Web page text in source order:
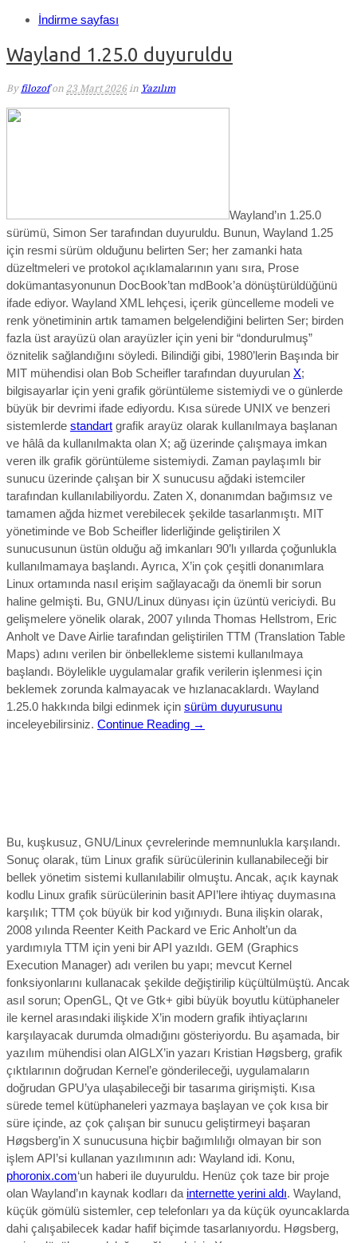
İndirme sayfası
Wayland 1.25.0 duyuruldu
By filozof on 23 Mart 2026 in Yazılım
Wayland’ın 1.25.0
sürümü, Simon Ser tarafından duyuruldu. Bunun, Wayland 1.25
için resmi sürüm olduğunu belirten Ser; her zamanki hata
düzeltmeleri ve protokol açıklamalarının yanı sıra, Prose
dokümantasyonunun DocBook’tan mdBook’a dönüştürüldüğünü
ifade ediyor. Wayland XML lehçesi, içerik güncelleme modeli ve
renk yönetiminin artık tamamen belgelendiğini belirten Ser; birden
fazla üst arayüzü olan arayüzler için yeni bir “dondurulmuş”
öznitelik sağlandığını söyledi. Bilindiği gibi, 1980’lerin Başında bir
MIT mühendisi olan Bob Scheifler tarafından duyurulan X;
bilgisayarlar için yeni grafik görüntüleme sistemiydi ve o günlerde
büyük bir devrimi ifade ediyordu. Kısa sürede UNIX ve benzeri
sistemlerde standart grafik arayüz olarak kullanılmaya başlanan
ve hâlâ da kullanılmakta olan X; ağ üzerinde çalışmaya imkan
veren ilk grafik görüntüleme sistemiydi. Zaman paylaşımlı bir
sunucu üzerinde çalışan bir X sunucusu ağdaki istemciler
tarafından kullanılabiliyordu. Zaten X, donanımdan bağımsız ve
tamamen ağda hizmet verebilecek şekilde tasarlanmıştı. MIT
yönetiminde ve Bob Scheifler liderliğinde geliştirilen X
sunucusunun üstün olduğu ağ imkanları 90’lı yıllarda çoğunlukla
kullanılmamaya başlandı. Ayrıca, X’in çok çeşitli donanımlara
Linux ortamında nasıl erişim sağlayacağı da önemli bir sorun
haline gelmişti. Bu, GNU/Linux dünyası için üzüntü vericiydi. Bu
gelişmelere yönelik olarak, 2007 yılında Thomas Hellstrom, Eric
Anholt ve Dave Airlie tarafından geliştirilen TTM (Translation Table
Maps) adını verilen bir önbellekleme sistemi kullanılmaya
başlandı. Böylelikle uygulamalar grafik verilerin işlenmesi için
beklemek zorunda kalmayacak ve hızlanacaklardı. Wayland
1.25.0 hakkında bilgi edinmek için sürüm duyurusunu
inceleyebilirsiniz. Continue Reading →
Bu, kuşkusuz, GNU/Linux çevrelerinde memnunlukla karşılandı.
Sonuç olarak, tüm Linux grafik sürücülerinin kullanabileceği bir
bellek yönetim sistemi kullanılabilir olmuştu. Ancak, açık kaynak
kodlu Linux grafik sürücülerinin basit API’lere ihtiyaç duymasına
karşılık; TTM çok büyük bir kod yığınıydı. Buna ilişkin olarak,
2008 yılında Reenter Keith Packard ve Eric Anholt’un da
yardımıyla TTM için yeni bir API yazıldı. GEM (Graphics
Execution Manager) adı verilen bu yapı; mevcut Kernel
fonksiyonlarını kullanacak şekilde değiştirilip küçültülmüştü. Ancak
asıl sorun; OpenGL, Qt ve Gtk+ gibi büyük boyutlu kütüphaneler
ile kernel arasındaki ilişkide X’in modern grafik ihtiyaçlarını
karşılayacak durumda olmadığını gösteriyordu. Bu aşamada, bir
yazılım mühendisi olan AIGLX’in yazarı Kristian Høgsberg, grafik
çıktılarının doğrudan Kernel’e gönderileceği, uygulamaların
doğrudan GPU’ya ulaşabileceği bir tasarıma girişmişti. Kısa
sürede temel kütüphaneleri yazmaya başlayan ve çok kısa bir
süre içinde, az çok çalışan bir sunucu geliştirmeyi başaran
Høgsberg’in X sunucusuna hiçbir bağımlılığı olmayan bir son
işlem API’si kullanan yazılımının adı: Wayland idi. Konu,
phoronix.com‘un haberi ile duyuruldu. Henüz çok taze bir proje
olan Wayland’ın kaynak kodları da internette yerini aldı. Wayland,
küçük gömülü sistemler, cep telefonları ya da küçük oyuncaklarda
dahi çalışabilecek kadar hafif biçimde tasarlanıyordu. Høgsberg,